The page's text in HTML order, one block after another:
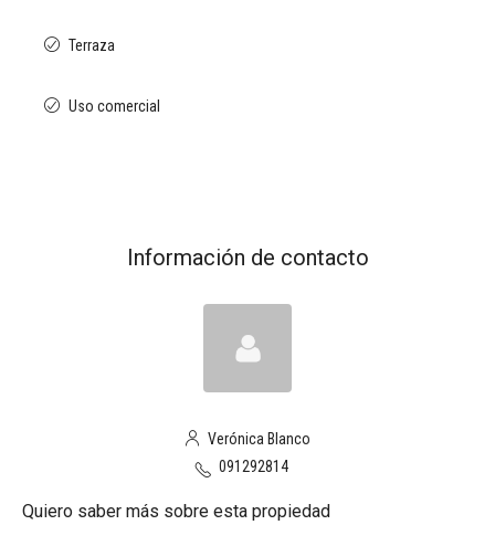
Terraza
Uso comercial
Información de contacto
Verónica Blanco
091292814
Quiero saber más sobre esta propiedad